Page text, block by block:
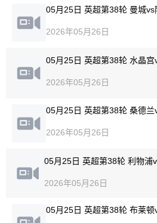
05月25日 英超第38轮 曼城
2026年05月26日
05月25日 英超第38轮 水晶
2026年05月26日
05月25日 英超第38轮 桑德
2026年05月26日
05月25日 英超第38轮 利物浦
2026年05月26日
05月25日 英超第38轮 布莱